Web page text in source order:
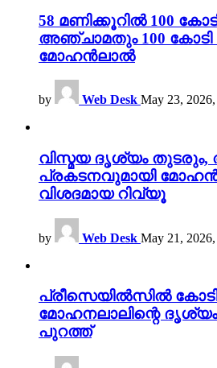
58 മണിക്കൂറിൽ 100
അഞ്ചാമതും 100
മോഹൻലാൽ
by Web Desk May 23,
വിസ്മയ ദൃശ്യം
പ്രകടനവുമായി
വിശദമായ റിവ്യൂ
by Web Desk May 21,
പ്രീസെയിൽസിൽ
മോഹനലാലിന്റെ
പുറത്ത്